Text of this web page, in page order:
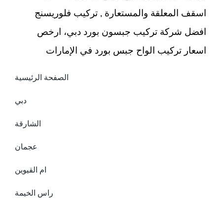
اسقف المعلقة والمستعارة , تركيب فلوريسنج
افضل شركة تركيب جبسون بورد دبي، ارخص
اسعار تركيب الواح جبس بورد في الإمارات
الصفحة الرئيسية
دبي
الشارقة
عجمان
ام القيوين
راس الخيمة